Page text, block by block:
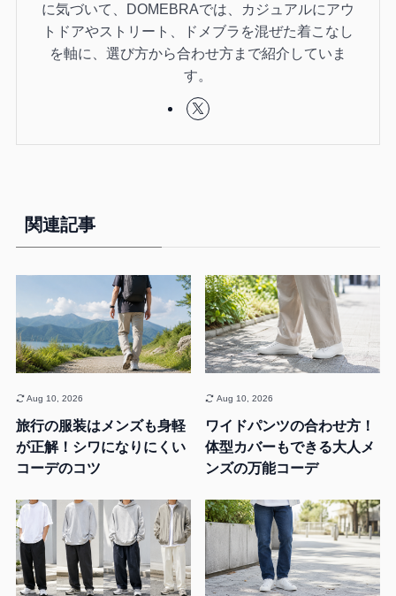
に気づいて、DOMEBRAでは、カジュアルにアウ
トドアやストリート、ドメブラを混ぜた着こなし
を軸に、選び方から合わせ方まで紹介していま
す。
関連記事
旅行の服装はメンズも身軽
が正解！シワになりにくい
コーデのコツ
Aug 10, 2026
ワイドパンツの合わせ方！
体型カバーもできる大人メ
ンズの万能コーデ
Aug 10, 2026